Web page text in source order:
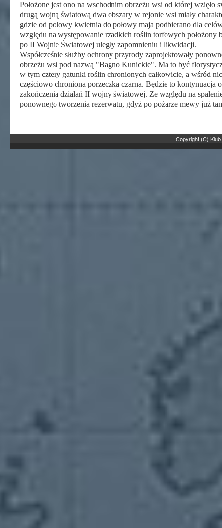
Położone jest ono na wschodnim obrzeżu wsi od której
drugą wojną światową dwa obszary w rejonie wsi miały
gdzie od polowy kwietnia do połowy maja podbierano dla
względu na występowanie rzadkich roślin torfowych położony
po II Wojnie Światowej uległy zapomnieniu i likwidacji.
Współcześnie służby ochrony przyrody zaprojektowały
obrzeżu wsi pod nazwą "Bagno Kunickie". Ma to być
w tym cztery gatunki roślin chronionych całkowicie, a wśród
częściowo chroniona porzeczka czarna. Będzie to
zakończenia działań II wojny światowej. Ze względu na
ponownego tworzenia rezerwatu, gdyż po pożarze mewy już
Copyright (C)